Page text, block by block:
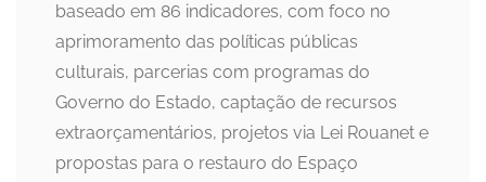
baseado em 86 indicadores, com foco no
aprimoramento das políticas públicas
culturais, parcerias com programas do
Governo do Estado, captação de recursos
extraorçamentários, projetos via Lei Rouanet e
propostas para o restauro do Espaço